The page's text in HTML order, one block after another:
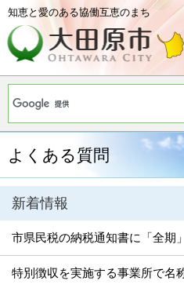
知恵と愛のある協働互恵のまち
よくある質問
新着情報